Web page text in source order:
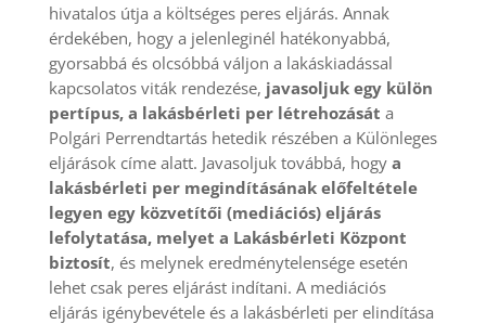
hivatalos útja a költséges peres eljárás. Annak
érdekében, hogy a jelenleginél hatékonyabbá,
gyorsabbá és olcsóbbá váljon a lakáskiadással
kapcsolatos viták rendezése, javasoljuk egy külön
pertípus, a lakásbérleti per létrehozását a
Polgári Perrendtartás hetedik részében a Különleges
eljárások címe alatt. Javasoljuk továbbá, hogy a
lakásbérleti per megindításának előfeltétele
legyen egy közvetítői (mediációs) eljárás
lefolytatása, melyet a Lakásbérleti Központ
biztosít, és melynek eredménytelensége esetén
lehet csak peres eljárást indítani. A mediációs
eljárás igénybevétele és a lakásbérleti per elindítása